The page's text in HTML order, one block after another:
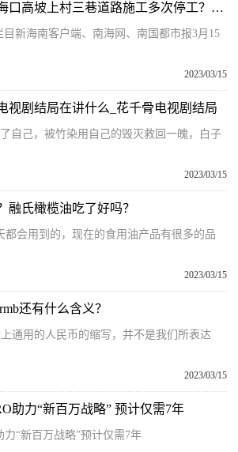
速看：问政海南｜海口高坡上村三巷道路施工多次停工？水务部门：督促3月底完工
目新海南客户端、南海网、南国都市报3月15
2023/03/15
视剧结局在讲什么_花千骨电视剧结局
自己，被竹染用自己的毁灭救回一魄，白子
2023/03/15
融氏橄榄油吃了好吗？
都会用到的，现在的食用油产品有很多的品
2023/03/15
还有什么含义？
通用的人民币的缩写，并不是我们所表达
2023/03/15
助力“新百万战略” 预计仅需7年
力“新百万战略”预计仅需7年